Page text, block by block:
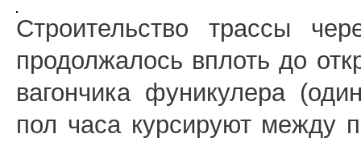
Строительство трассы
продолжалось вплоть до
вагончика фуникулера
пол часа курсируют между